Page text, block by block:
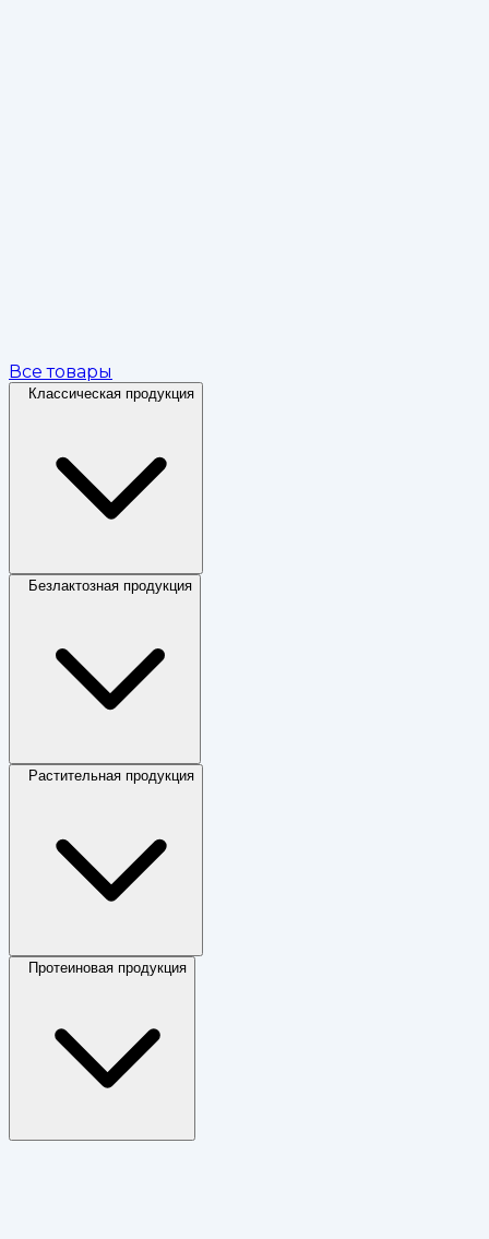
Все товары
Классическая продукция
Безлактозная продукция
Растительная продукция
Протеиновая продукция